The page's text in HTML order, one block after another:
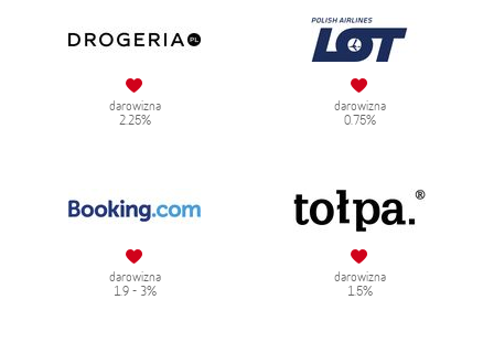
darowizna
2.25%
darowizna
0.75%
darowizna
1.9 - 3%
darowizna
1.5%